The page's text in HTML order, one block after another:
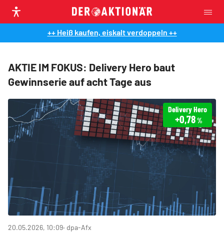
++ Heiß kaufen, eiskalt verdoppeln ++
AKTIE IM FOKUS: Delivery Hero baut
Gewinnserie auf acht Tage aus
Delivery Hero
+0,78 %
20.05.2026, 10:09‧ dpa-Afx